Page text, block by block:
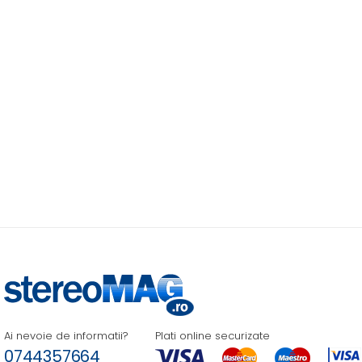
Ai nevoie de informatii?
0744357664
Plati online securizate